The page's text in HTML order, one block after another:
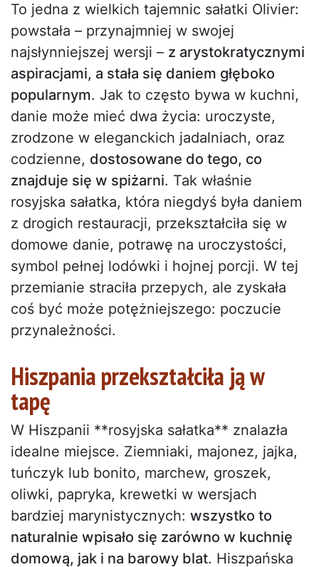
To jedna z wielkich tajemnic sałatki Olivier:
powstała – przynajmniej w swojej
najsłynniejszej wersji – z arystokratycznymi
aspiracjami, a stała się daniem głęboko
popularnym. Jak to często bywa w kuchni,
danie może mieć dwa życia: uroczyste,
zrodzone w eleganckich jadalniach, oraz
codzienne, dostosowane do tego, co
znajduje się w spiżarni. Tak właśnie
rosyjska sałatka, która niegdyś była daniem
z drogich restauracji, przekształciła się w
domowe danie, potrawę na uroczystości,
symbol pełnej lodówki i hojnej porcji. W tej
przemianie straciła przepych, ale zyskała
coś być może potężniejszego: poczucie
przynależności.
Hiszpania przekształciła ją w
tapę
W Hiszpanii **rosyjska sałatka** znalazła
idealne miejsce. Ziemniaki, majonez, jajka,
tuńczyk lub bonito, marchew, groszek,
oliwki, papryka, krewetki w wersjach
bardziej marynistycznych: wszystko to
naturalnie wpisało się zarówno w kuchnię
domową, jak i na barowy blat. Hiszpańska